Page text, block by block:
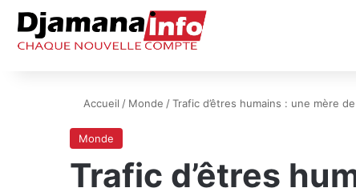
Accueil / Monde /Trafic d’êtres humains : une mère
Monde
Trafic d’êtres